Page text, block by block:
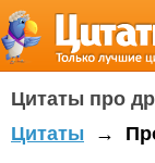
Цитаты про
Цитаты →